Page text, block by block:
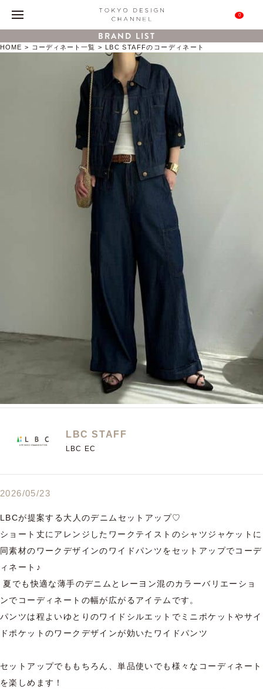
0
BRAND LIST
HOME コーディネート一覧 LBC STAFFのコーディネート
LBC STAFF
LBC EC
2026/05/23
LBCが提案する大人のデニムセットアップ♡
ショート丈にアレンジしたワークテイストのシャツジャケットに
同素材のワークデザインのワイドパンツをセットアップでコーデ
ィネート♪
ンでコーディネートの幅が広がるアイテムです。
パンツは程よいゆとりのワイドシルエットでミニポケットやサイ
ドポケットのワークデザインが効いたワイドパンツ
セットアップでももちろん、単品使いでも様々なコーディネート
を楽しめます！